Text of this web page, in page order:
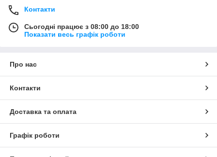
Контакти
Сьогодні працює з 08:00 до 18:00
Показати весь графік роботи
Про нас
Контакти
Доставка та оплата
Графік роботи